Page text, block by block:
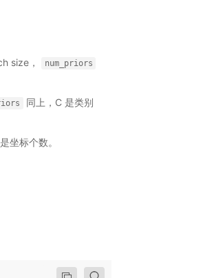
size， num_priors
同上，C 是类别
坐标个数。